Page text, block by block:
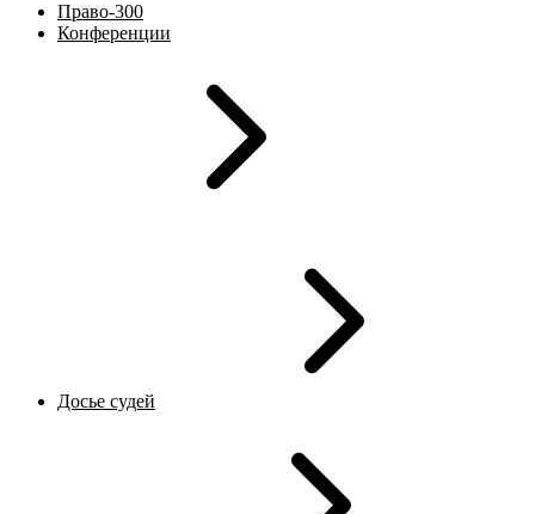
Право-300
Конференции
Досье судей